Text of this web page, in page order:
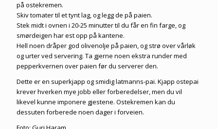
på ostekremen.
Skiv tomater til et tynt lag, og legg de på paien.
Stek midt i ovnen i 20-25 minutter til du får en fin farge, og
smørdeigen har est opp på kantene.
Hell noen dråper god olivenolje på paien, og strø over vårløk
og urter ved servering. Ta gjerne noen ekstra runder med
pepperkvernen over paien før du serverer den.
Dette er en superkjapp og smidig latmanns-pai. Kjapp ostepai
krever hverken mye jobb eller forberedelser, men du vil
likevel kunne imponere gjestene. Ostekremen kan du
dessuten forberede noen dager i forveien.